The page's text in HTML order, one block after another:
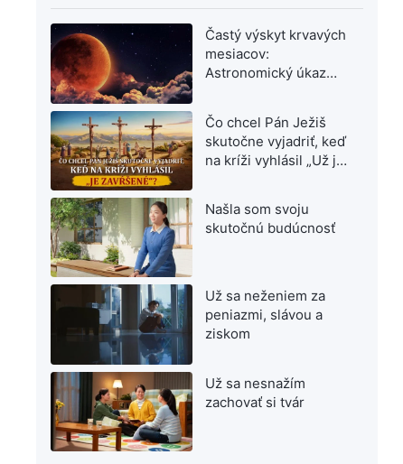
Častý výskyt krvavých
mesiacov:
Astronomický úkaz
posledných dní?
Čo chcel Pán Ježiš
skutočne vyjadriť, keď
na kríži vyhlásil „Už je
Našla som svoju
skutočnú budúcnosť
Už sa neženiem za
peniazmi, slávou a
ziskom
Už sa nesnažím
zachovať si tvár